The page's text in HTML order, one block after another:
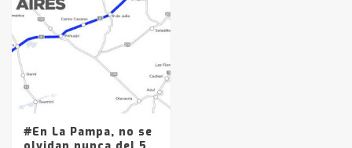
#En La Pampa, no se